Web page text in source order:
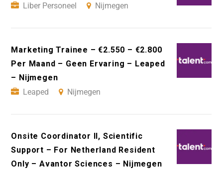
Liber Personeel
Nijmegen
Marketing Trainee – €2.550 – €2.800
Per Maand – Geen Ervaring – Leaped
– Nijmegen
Leaped
Nijmegen
Onsite Coordinator II, Scientific
Support – For Netherland Resident
Only – Avantor Sciences – Nijmegen